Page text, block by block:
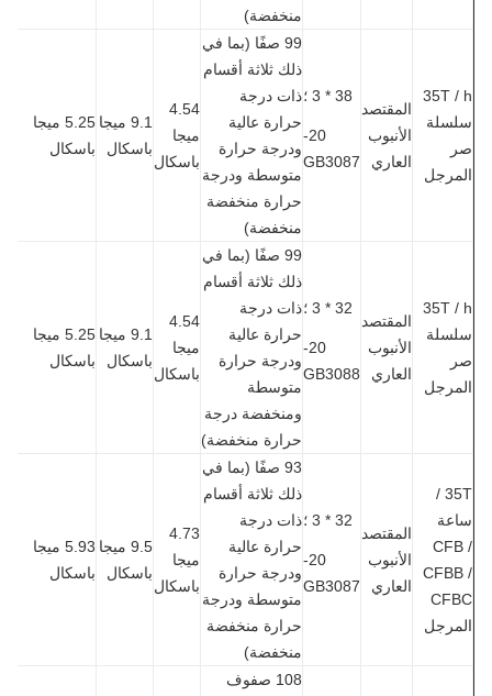
منخفضة)
35T
المقتصد
الأنبوب
العاري
GB3087
99 صفًا (بما في
ذلك ثلاثة أقسام
ذات درجة
حرارة عالية
ودرجة حرارة
متوسطة ودرجة
حرارة منخفضة
منخفضة)
باسكال
9.1 ميجا
باسكال
5.25 ميجا
باسكال
35T
المقتصد
الأنبوب
العاري
GB3088
99 صفًا (بما في
ذلك ثلاثة أقسام
ذات درجة
حرارة عالية
ودرجة حرارة
متوسطة
ومنخفضة درجة
حرارة منخفضة)
باسكال
9.1 ميجا
باسكال
5.25 ميجا
باسكال
35T /
المقتصد
الأنبوب
العاري
GB3087
93 صفًا (بما في
ذلك ثلاثة أقسام
ذات درجة
حرارة عالية
ودرجة حرارة
متوسطة ودرجة
حرارة منخفضة
منخفضة)
باسكال
9.5 ميجا
باسكال
5.93 ميجا
باسكال
108 صفوف